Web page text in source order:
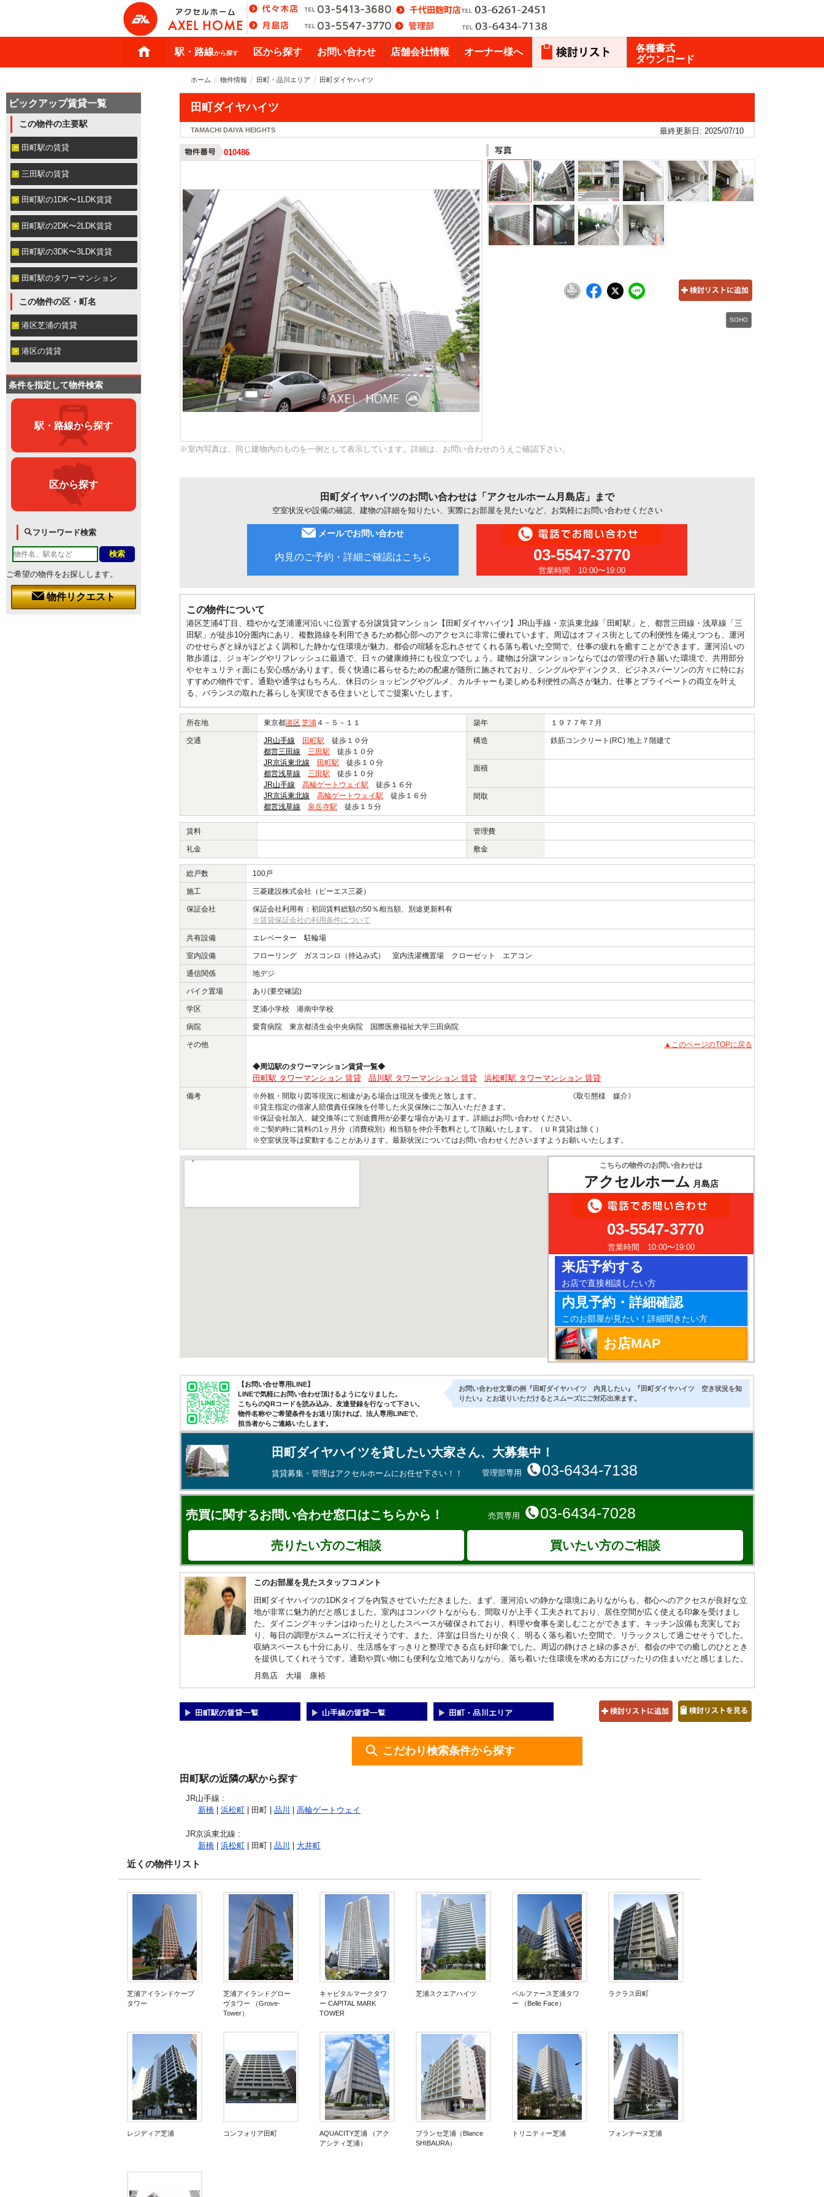
駅・路線から探す 区から探す お問い合わせ 店舗会社情報 オーナー様へ
各種書式
ダウンロード
ホーム 物件情報 田町・品川エリア 田町ダイヤハイツ
田町ダイヤハイツ
TAMACHI DAIYA HEIGHTS 最終更新日: 2025/07/10
010486
SOHO
※室内写真は、同じ建物内のものを一例として表示しています。詳細は、お問い合わせのうえご確認下さい。
田町ダイヤハイツのお問い合わせは「アクセルホーム月島店」まで
空室状況や設備の確認、建物の詳細を知りたい、実際にお部屋を見たいなど、お気軽にお問い合わせください
メールでお問い合わせ
内見のご予約・詳細ご確認はこちら 03-5547-3770
営業時間 10:00〜19:00
この物件について
港区芝浦4丁目、穏やかな芝浦運河沿いに位置する分譲賃貸マンション【田町ダイヤハイツ】JR山手線・京浜東北線「田町駅」と、都営三田線・浅草線「三
田駅」が徒歩10分圏内にあり、複数路線を利用できるため都心部へのアクセスに非常に優れています。周辺はオフィス街としての利便性を備えつつも、運河
のせせらぎと緑がほどよく調和した静かな住環境が魅力。都会の喧騒を忘れさせてくれる落ち着いた空間で、仕事の疲れを癒すことができます。運河沿いの
散歩道は、ジョギングやリフレッシュに最適で、日々の健康維持にも役立つでしょう。建物は分譲マンションならではの管理の行き届いた環境で、共用部分
やセキュリティ面にも安心感があります。長く快適に暮らせるための配慮が随所に施されており、シングルやディンクス、ビジネスパーソンの方々に特にお
すすめの物件です。通勤や通学はもちろん、休日のショッピングやグルメ、カルチャーも楽しめる利便性の高さが魅力。仕事とプライベートの両立を叶え
る、バランスの取れた暮らしを実現できる住まいとしてご提案いたします。
所在地 東京都港区 芝浦４－５－１１ 築年 １９７７年７月
交通 JR山手線 田町駅 徒歩１０分
都営三田線
三田駅 徒歩１０分
JR京浜東北線
田町駅 徒歩１０分
都営浅草線
三田駅 徒歩１０分
JR山手線
高輪ゲートウェイ駅 徒歩１６分
JR京浜東北線
高輪ゲートウェイ駅 徒歩１６分
都営浅草線
泉岳寺駅 徒歩１５分
構造 鉄筋コンクリート(RC) 地上７階建て
面積
間取
賃料 管理費
礼金 敷金
総戸数 100戸
施工 三菱建設株式会社（ピーエス三菱）
保証会社
保証会社利用有：初回賃料総額の50％相当額、別途更新料有
※賃貸保証会社の利用条件について
共有設備 エレベーター 駐輪場
室内設備 フローリング ガスコンロ（持込み式） 室内洗濯機置場 クローゼット エアコン
通信関係 地デジ
バイク置場 あり(要空確認)
学区 芝浦小学校 港南中学校
病院 愛育病院 東京都済生会中央病院 国際医療福祉大学三田病院
その他 ▲このページのTOPに戻る
◆周辺駅のタワーマンション賃貸一覧◆
田町駅 タワーマンション 賃貸 品川駅 タワーマンション 賃貸 浜松町駅 タワーマンション 賃貸
備考
※外観・間取り図等現況に相違がある場合は現況を優先と致します。 《取引態様 媒介》
※貸主指定の借家人賠償責任保険を付帯した火災保険にご加入いただきます。
※保証会社加入、鍵交換等にて別途費用が必要な場合があります。詳細はお問い合わせください。
※ご契約時に賃料の1ヶ月分（消費税別）相当額を仲介手数料として頂戴いたします。（ＵＲ賃貸は除く）
※空室状況等は変動することがあります。最新状況についてはお問い合わせくださいますようお願いいたします。
こちらの物件のお問い合わせは
アクセルホーム 月島店
03-5547-3770
営業時間 10:00〜19:00
来店予約する
お店で直接相談したい方
内見予約・詳細確認
このお部屋が見たい！詳細聞きたい方
お店MAP
【お問い合せ専用LINE】
LINEで気軽にお問い合わせ頂けるようになりました。
こちらのQRコードを読み込み、友達登録を行なって下さい。
物件名称やご希望条件をお送り頂ければ、法人専用LINEで、
担当者からご連絡いたします。
お問い合わせ文章の例『田町ダイヤハイツ 内見したい』『田町ダイヤハイツ 空き状況を知
りたい』とお送りいただけるとスムーズにご対応出来ます。
田町ダイヤハイツを貸したい大家さん、大募集中！
賃貸募集・管理はアクセルホームにお任せ下さい！！ 管理部専用 03-6434-7138
売買に関するお問い合わせ窓口はこちらから！ 売買専用 03-6434-7028
売りたい方のご相談 買いたい方のご相談
このお部屋を見たスタッフコメント
田町ダイヤハイツの1DKタイプを内覧させていただきました。まず、運河沿いの静かな環境にありながらも、都心へのアクセスが良好な立
地が非常に魅力的だと感じました。室内はコンパクトながらも、間取りが上手く工夫されており、居住空間が広く使える印象を受けまし
た。ダイニングキッチンはゆったりとしたスペースが確保されており、料理や食事を楽しむことができます。キッチン設備も充実してお
り、毎日の調理がスムーズに行えそうです。また、洋室は日当たりが良く、明るく落ち着いた空間で、リラックスして過ごせそうでした。
収納スペースも十分にあり、生活感をすっきりと整理できる点も好印象でした。周辺の静けさと緑の多さが、都会の中での癒しのひととき
を提供してくれそうです。通勤や買い物にも便利な立地でありながら、落ち着いた住環境を求める方にぴったりの住まいだと感じました。
月島店 大場 康裕
田町駅の賃貸一覧 山手線の賃貸一覧 田町・品川エリア
こだわり検索条件から探す
田町駅の近隣の駅から探す
JR山手線 :
新橋
浜松町 | 田町 | 品川 高輪ゲートウェイ
JR京浜東北線 :
新橋
浜松町 | 田町 | 品川 大井町
近くの物件リスト
芝浦アイランドケープ
タワー
芝浦アイランドグロー
ヴタワー （Grove-
Tower）
キャピタルマークタワ
ー CAPITAL MARK
TOWER
芝浦スクエアハイツ
ベルファース芝浦タワ
ー （Belle Face）
ラクラス田町
レジディア芝浦 コンフォリア田町
AQUACITY芝浦 （アク
アシティ芝浦）
ブランセ芝浦（Blance
SHIBAURA）
トリニティー芝浦 フォンテーヌ芝浦
ピックアップ賃貸一覧
この物件の主要駅
田町駅の賃貸
三田駅の賃貸
田町駅の1DK〜1LDK賃貸
田町駅の2DK〜2LDK賃貸
田町駅の3DK〜3LDK賃貸
田町駅のタワーマンション
この物件の区・町名
港区芝浦の賃貸
港区の賃貸
条件を指定して物件検索
駅・路線から探す
区から探す
フリーワード検索
ご希望の物件をお探しします。
物件リクエスト